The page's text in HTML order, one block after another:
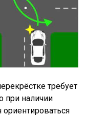
требует
при наличии
ориентироваться